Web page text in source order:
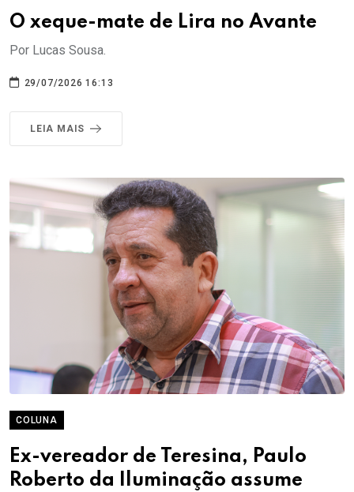
O xeque-mate de Lira no Avante
Por Lucas Sousa.
29/07/2026 16:13
LEIA MAIS
COLUNA
Ex-vereador de Teresina, Paulo
Roberto da Iluminação assume